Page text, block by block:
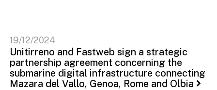
19/12/2024
Unitirreno and Fastweb sign a strategic
partnership agreement concerning the
submarine digital infrastructure connecting
Mazara del Vallo, Genoa, Rome and Olbia